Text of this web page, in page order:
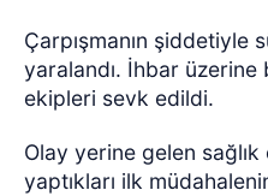
Çarpışmanın şiddetiyle
yaralandı. İhbar üzerine
ekipleri sevk edildi.
Olay yerine gelen
yaptıkları ilk